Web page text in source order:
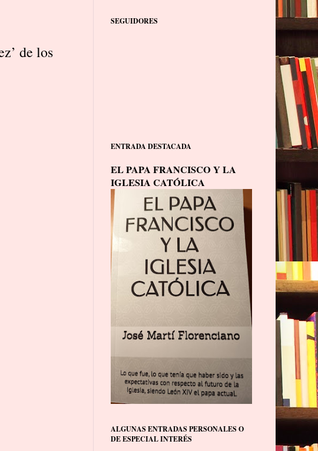
de los
SEGUIDORES
ENTRADA DESTACADA
EL PAPA FRANCISCO Y LA
IGLESIA CATÓLICA
ALGUNAS ENTRADAS PERSONALES O
DE ESPECIAL INTERÉS